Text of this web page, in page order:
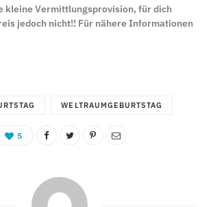
kleine Vermittlungsprovision, für dich
jedoch nicht!! Für nähere Informationen
WELTRAUMGEBURTSTAG
5